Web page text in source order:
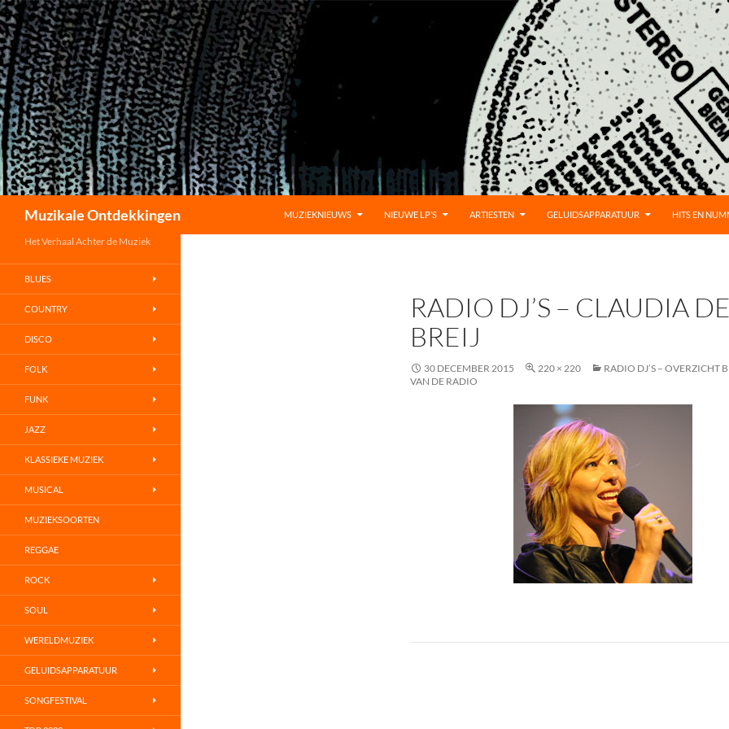
Muzikale Ontdekkingen
MUZIEKNIEUWS
NIEUWE LP’S ARTIESTEN GELUIDSAPPARATUUR HITS EN
RADIO DJ’S – CLAUDIA DE
BREIJ
30 DECEMBER 2015 220 × 220
RADIO DJ’S – OVERZICHT
VAN DE RADIO
Het Verhaal Achter de Muziek
BLUES
COUNTRY
DISCO
FOLK
FUNK
JAZZ
KLASSIEKE MUZIEK
MUSICAL
MUZIEKSOORTEN
REGGAE
ROCK
SOUL
WERELDMUZIEK
GELUIDSAPPARATUUR
SONGFESTIVAL